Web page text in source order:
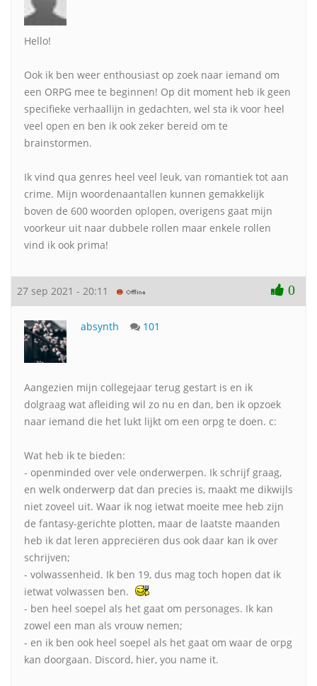
Hello!
Ook ik ben weer enthousiast op zoek naar iemand om
een ORPG mee te beginnen! Op dit moment heb ik geen
specifieke verhaallijn in gedachten, wel sta ik voor heel
veel open en ben ik ook zeker bereid om te
brainstormen.
Ik vind qua genres heel veel leuk, van romantiek tot aan
crime. Mijn woordenaantallen kunnen gemakkelijk
boven de 600 woorden oplopen, overigens gaat mijn
voorkeur uit naar dubbele rollen maar enkele rollen
vind ik ook prima!
27 sep 2021 - 20:11 0
absynth 101
Aangezien mijn collegejaar terug gestart is en ik
dolgraag wat afleiding wil zo nu en dan, ben ik opzoek
naar iemand die het lukt lijkt om een orpg te doen. c:
Wat heb ik te bieden:
- openminded over vele onderwerpen. Ik schrijf graag,
en welk onderwerp dat dan precies is, maakt me dikwijls
niet zoveel uit. Waar ik nog ietwat moeite mee heb zijn
de fantasy-gerichte plotten, maar de laatste maanden
heb ik dat leren appreciëren dus ook daar kan ik over
schrijven;
- volwassenheid. Ik ben 19, dus mag toch hopen dat ik
ietwat volwassen ben.
- ben heel soepel als het gaat om personages. Ik kan
zowel een man als vrouw nemen;
- en ik ben ook heel soepel als het gaat om waar de orpg
kan doorgaan. Discord, hier, you name it.